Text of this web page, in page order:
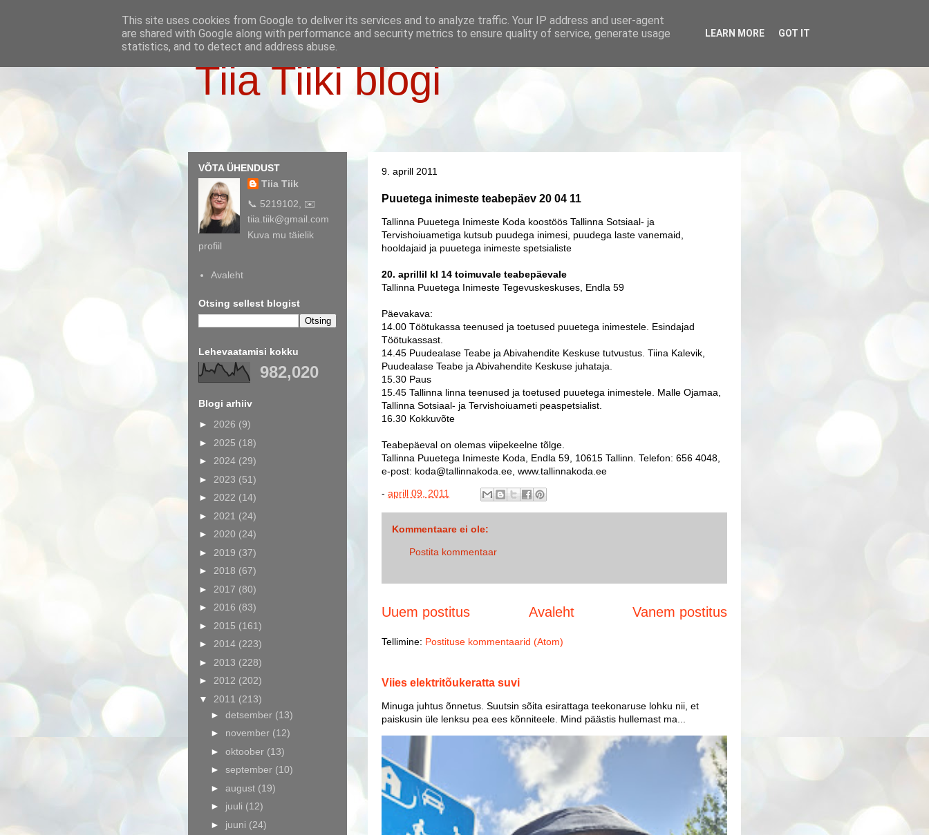
Tiia Tiiki blogi
9. aprill 2011
Puuetega inimeste teabepäev 20 04 11
Tallinna Puuetega Inimeste Koda koostöös Tallinna Sotsiaal- ja
Tervishoiuametiga kutsub puudega inimesi, puudega laste vanemaid,
hooldajaid ja puuetega inimeste spetsialiste
20. aprillil kl 14 toimuvale teabepäevale
Tallinna Puuetega Inimeste Tegevuskeskuses, Endla 59
Päevakava:
14.00 Töötukassa teenused ja toetused puuetega inimestele. Esindajad
Töötukassast.
14.45 Puudealase Teabe ja Abivahendite Keskuse tutvustus. Tiina Kalevik,
Puudealase Teabe ja Abivahendite Keskuse juhataja.
15.30 Paus
15.45 Tallinna linna teenused ja toetused puuetega inimestele. Malle Ojamaa,
Tallinna Sotsiaal- ja Tervishoiuameti peaspetsialist.
16.30 Kokkuvõte
Teabepäeval on olemas viipekeelne tõlge.
Tallinna Puuetega Inimeste Koda, Endla 59, 10615 Tallinn. Telefon: 656 4048,
e-post: koda@tallinnakoda.ee, www.tallinnakoda.ee
- aprill 09, 2011
Kommentaare ei ole:
Postita kommentaar
Uuem postitus Vanem postitus
Avaleht
Tellimine: Postituse kommentaarid (Atom)
Viies elektritõukeratta suvi
Minuga juhtus õnnetus. Suutsin sõita esirattaga teekonaruse lohku nii, et
paiskusin üle lenksu pea ees kõnniteele. Mind päästis hullemast ma...
VÕTA ÜHENDUST
Tiia Tiik
📞 5219102, ✉️
tiia.tiik@gmail.com
Kuva mu täielik
profiil
Avaleht
Otsing sellest blogist
Lehevaatamisi kokku
982,020
Blogi arhiiv
► 2026 (9)
► 2025 (18)
► 2024 (29)
► 2023 (51)
► 2022 (14)
► 2021 (24)
► 2020 (24)
► 2019 (37)
► 2018 (67)
► 2017 (80)
► 2016 (83)
► 2015 (161)
► 2014 (223)
► 2013 (228)
► 2012 (202)
▼ 2011 (213)
► detsember (13)
► november (12)
► oktoober (13)
► september (10)
► august (19)
► juuli (12)
► juuni (24)
This site uses cookies from Google to deliver its services and to analyze traffic. Your IP address and user-agent
are shared with Google along with performance and security metrics to ensure quality of service, generate usage
statistics, and to detect and address abuse.
LEARN MORE GOT IT